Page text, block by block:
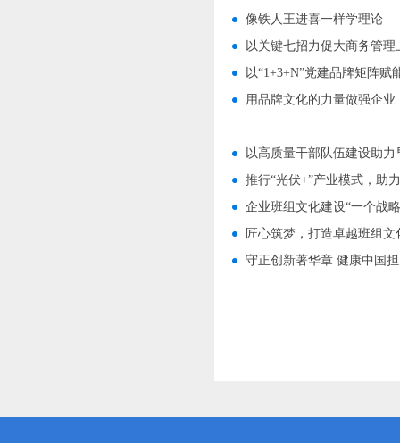
像铁人王进喜一样学理论
以关键七招力促大商务管理
以“1+3+N”党建品牌矩阵赋
用品牌文化的力量做强企业
以高质量干部队伍建设助
推行“光伏+”产业模式，助
企业班组文化建设“一个战
匠心筑梦，打造卓越班组文
守正创新著华章 健康中国